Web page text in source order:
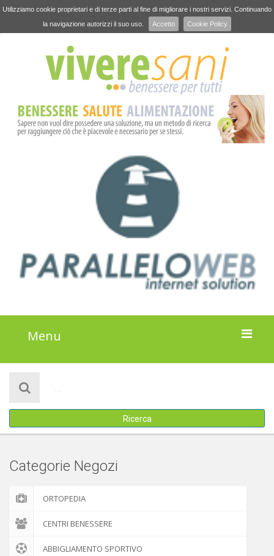
Utilizziamo cookie proprietari e di terze parti al fine di migliorare i nostri servizi. Continuando
la navigazione autorizzi il suo uso.
Accetto Cookie Policy
Menu
ATTIVITÀ
IL PROGETTO
Ricerca
Categorie Negozi
ORTOPEDIA
CENTRI BENESSERE
ABBIGLIAMENTO SPORTIVO